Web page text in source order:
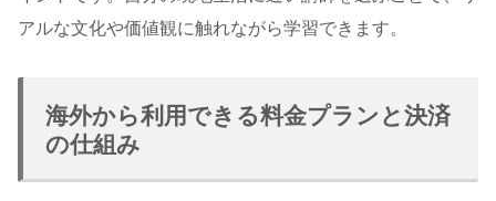
アルな文化や価値観に触れながら学習できます。
海外から利用できる料金プランと決済
の仕組み